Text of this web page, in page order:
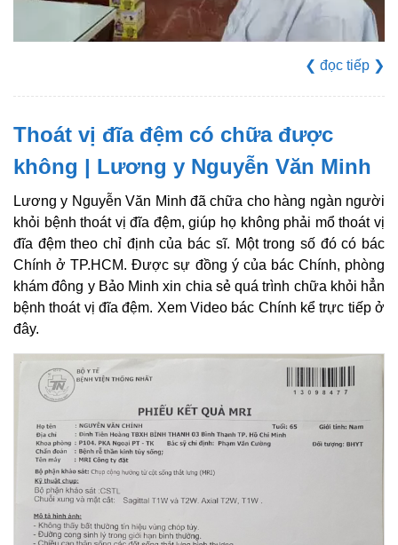
❮ đọc tiếp ❯
Thoát vị đĩa đệm có chữa được
không | Lương y Nguyễn Văn Minh
Lương y Nguyễn Văn Minh đã chữa cho hàng ngàn người
khỏi bệnh thoát vị đĩa đệm, giúp họ không phải mổ thoát vị
đĩa đệm theo chỉ định của bác sĩ. Một trong số đó có bác
Chính ở TP.HCM. Được sự đồng ý của bác Chính, phòng
khám đông y Bảo Minh xin chia sẻ quá trình chữa khỏi hẳn
bệnh thoát vị đĩa đệm. Xem Video bác Chính kể trực tiếp ở
đây.